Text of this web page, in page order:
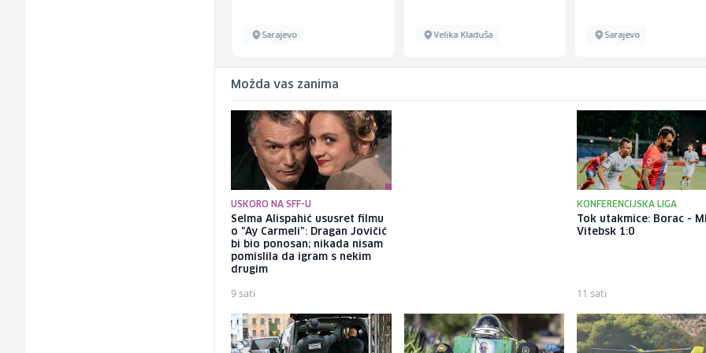
Sarajevo Velika Kladuša Sarajevo
Možda vas zanima
USKORO NA SFF-U
Selma Alispahić ususret filmu
o "Ay Carmeli": Dragan Jovičić
bi bio ponosan; nikada nisam
pomislila da igram s nekim
drugim
9 sati
KONFERENCIJSKA LIGA
Tok utakmice: Borac -
Vitebsk 1:0
11 sati